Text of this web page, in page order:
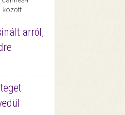
között.
arról,